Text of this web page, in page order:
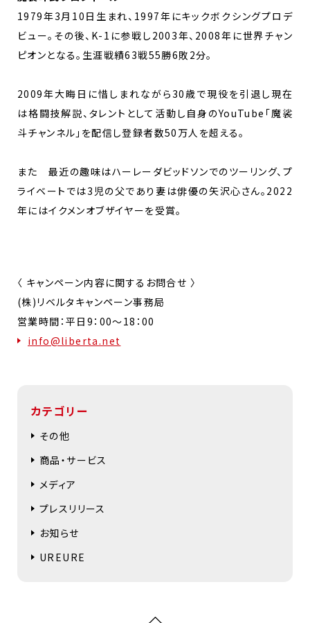
1979年3月10日生まれ、1997年にキックボクシングプロデ
ビュー。その後、K-1に参戦し2003年、2008年に世界チャン
ピオンとなる。生涯戦績63戦55勝6敗2分。
2009年大晦日に惜しまれながら30歳で現役を引退し現在
は格闘技解説、タレントとして活動し自身のYouTube｢魔裟
斗チャンネル｣を配信し登録者数50万人を超える。
また 最近の趣味はハーレーダビッドソンでのツーリング、プ
ライベートでは3児の父であり妻は俳優の矢沢心さん。2022
年にはイクメンオブザイヤーを受賞。
〈 キャンペーン内容に関するお問合せ 〉
(株)リベルタキャンペーン事務局
営業時間：平日9：00～18：00
info@liberta.net
カテゴリー
その他
商品・サービス
メディア
プレスリリース
お知らせ
UREURE